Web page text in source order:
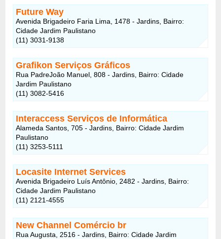
Future Way
Avenida Brigadeiro Faria Lima, 1478 - Jardins, Bairro:
Cidade Jardim Paulistano
(11) 3031-9138
Grafikon Serviços Gráficos
Rua PadreJoão Manuel, 808 - Jardins, Bairro: Cidade
Jardim Paulistano
(11) 3082-5416
Interaccess Serviços de Informática
Alameda Santos, 705 - Jardins, Bairro: Cidade Jardim
Paulistano
(11) 3253-5111
Locasite Internet Services
Avenida Brigadeiro Luís Antônio, 2482 - Jardins, Bairro:
Cidade Jardim Paulistano
(11) 2121-4555
New Channel Comércio br
Rua Augusta, 2516 - Jardins, Bairro: Cidade Jardim